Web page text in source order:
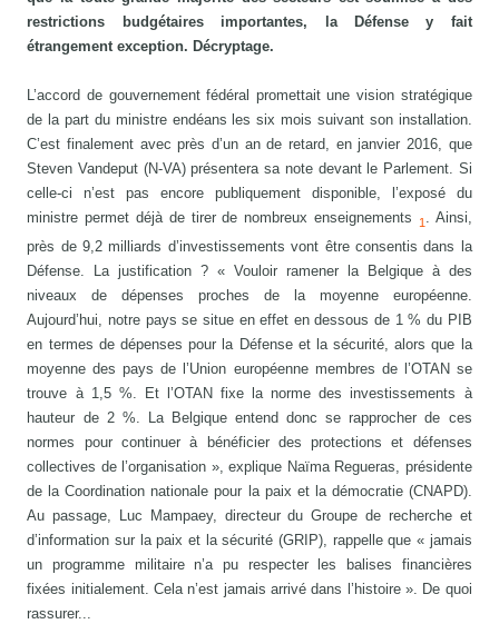
restrictions budgétaires importantes, la Défense y fait
étrangement exception. Décryptage.
L’accord de gouvernement fédéral promettait une vision stratégique
de la part du ministre endéans les six mois suivant son installation.
C’est finalement avec près d’un an de retard, en janvier 2016, que
Steven Vandeput (N-VA) présentera sa note devant le Parlement. Si
celle-ci n’est pas encore publiquement disponible, l’exposé du
ministre permet déjà de tirer de nombreux enseignements
1 . Ainsi,
près de 9,2 milliards d’investissements vont être consentis dans la
Défense. La justification ? « Vouloir ramener la Belgique à des
niveaux de dépenses proches de la moyenne européenne.
Aujourd’hui, notre pays se situe en effet en dessous de 1 % du PIB
en termes de dépenses pour la Défense et la sécurité, alors que la
moyenne des pays de l’Union européenne membres de l’OTAN se
trouve à 1,5 %. Et l’OTAN fixe la norme des investissements à
hauteur de 2 %. La Belgique entend donc se rapprocher de ces
normes pour continuer à bénéficier des protections et défenses
collectives de l’organisation », explique Naïma Regueras, présidente
de la Coordination nationale pour la paix et la démocratie (CNAPD).
Au passage, Luc Mampaey, directeur du Groupe de recherche et
d’information sur la paix et la sécurité (GRIP), rappelle que « jamais
un programme militaire n’a pu respecter les balises financières
fixées initialement. Cela n’est jamais arrivé dans l’histoire ». De quoi
rassurer...